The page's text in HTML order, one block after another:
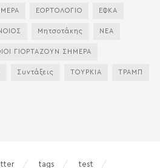
ΕΟΡΤΟΛΟΓΙΟ ΕΦΚΑ
Μητσοτάκης ΝΕΑ
ΓΙΟΡΤΑΖΟΥΝ ΣΗΜΕΡΑ
Συντάξεις ΤΟΥΡΚΙΑ ΤΡΑΜΠ
tags test